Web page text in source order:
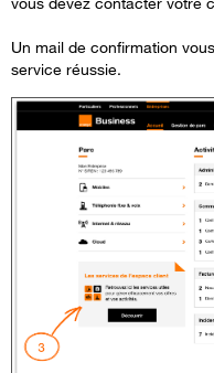
Un mail de confirmation
service réussie.